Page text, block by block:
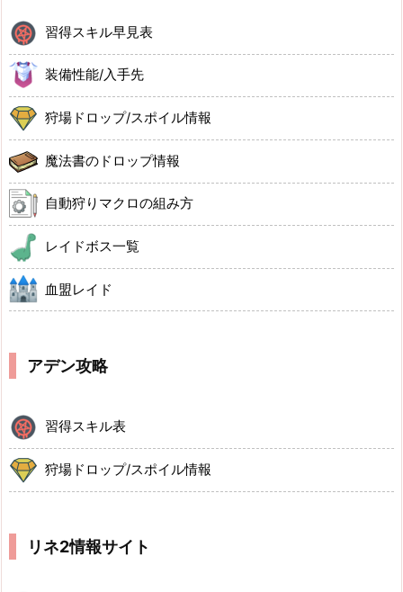
習得スキル早見表
装備性能/入手先
狩場ドロップ/スポイル情報
魔法書のドロップ情報
自動狩りマクロの組み方
レイドボス一覧
血盟レイド
アデン攻略
習得スキル表
狩場ドロップ/スポイル情報
リネ2情報サイト